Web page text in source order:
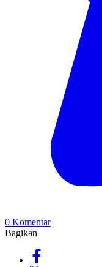
0 Komentar
Bagikan